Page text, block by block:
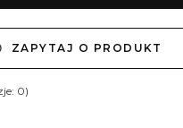
ZAPYTAJ O PRODUKT
0)